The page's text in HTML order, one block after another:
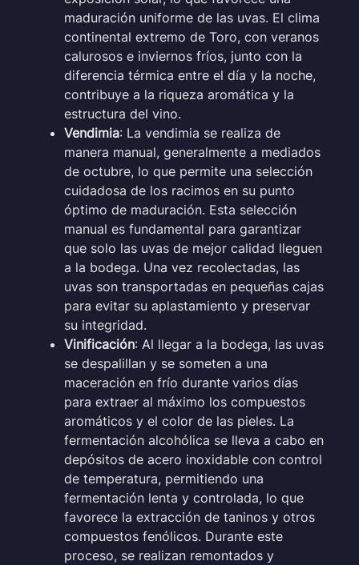
maduración uniforme de las uvas. El clima
continental extremo de Toro, con veranos
calurosos e inviernos fríos, junto con la
diferencia térmica entre el día y la noche,
contribuye a la riqueza aromática y la
estructura del vino.
Vendimia: La vendimia se realiza de
manera manual, generalmente a mediados
de octubre, lo que permite una selección
cuidadosa de los racimos en su punto
óptimo de maduración. Esta selección
manual es fundamental para garantizar
que solo las uvas de mejor calidad lleguen
a la bodega. Una vez recolectadas, las
uvas son transportadas en pequeñas cajas
para evitar su aplastamiento y preservar
su integridad.
Vinificación: Al llegar a la bodega, las uvas
se despalillan y se someten a una
maceración en frío durante varios días
para extraer al máximo los compuestos
aromáticos y el color de las pieles. La
fermentación alcohólica se lleva a cabo en
depósitos de acero inoxidable con control
de temperatura, permitiendo una
fermentación lenta y controlada, lo que
favorece la extracción de taninos y otros
compuestos fenólicos. Durante este
proceso, se realizan remontados y